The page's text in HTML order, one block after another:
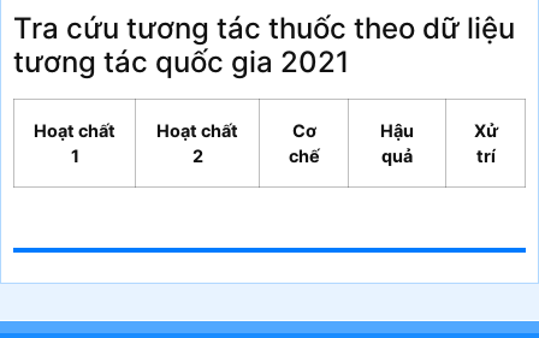
Tra cứu tương tác thuốc theo dữ liệu
tương tác quốc gia 2021
Hoạt chất
1
Hoạt chất
2
Cơ
chế
Hậu
quả
Xử
trí